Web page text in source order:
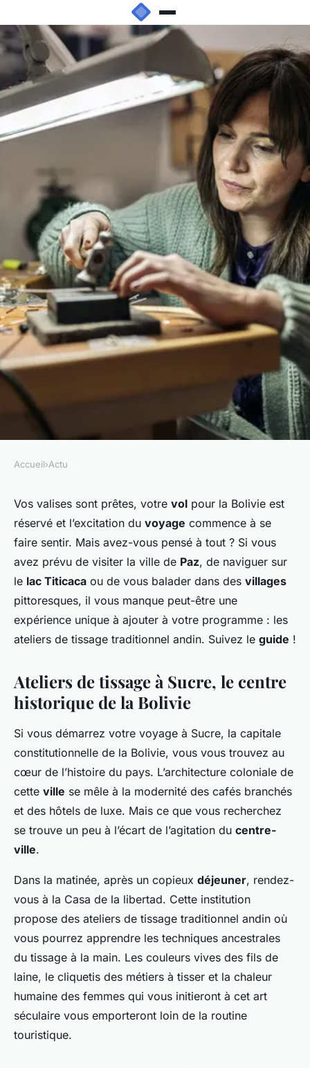
Où participer à des ateliers de
tissage traditionnel andin en
Bolivie ?
Gaspard•3 mars 2024 •6 min de lecture
Accueil›Actu
Vos valises sont prêtes, votre vol pour la Bolivie est
réservé et l’excitation du voyage commence à se
faire sentir. Mais avez-vous pensé à tout ? Si vous
avez prévu de visiter la ville de Paz, de naviguer sur
le lac Titicaca ou de vous balader dans des villages
pittoresques, il vous manque peut-être une
expérience unique à ajouter à votre programme : les
ateliers de tissage traditionnel andin. Suivez le guide !
Ateliers de tissage à Sucre, le centre
historique de la Bolivie
Si vous démarrez votre voyage à Sucre, la capitale
constitutionnelle de la Bolivie, vous vous trouvez au
cœur de l’histoire du pays. L’architecture coloniale de
cette ville se mêle à la modernité des cafés branchés
et des hôtels de luxe. Mais ce que vous recherchez
se trouve un peu à l’écart de l’agitation du centre-
ville.
Dans la matinée, après un copieux déjeuner, rendez-
vous à la Casa de la libertad. Cette institution
propose des ateliers de tissage traditionnel andin où
vous pourrez apprendre les techniques ancestrales
du tissage à la main. Les couleurs vives des fils de
laine, le cliquetis des métiers à tisser et la chaleur
humaine des femmes qui vous initieront à cet art
séculaire vous emporteront loin de la routine
touristique.